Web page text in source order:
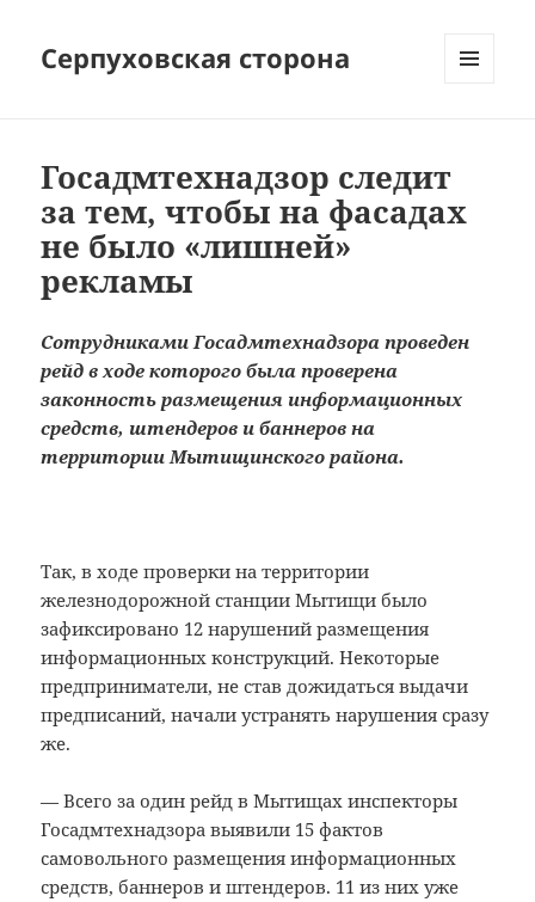
Серпуховская сторона
Госадмтехнадзор следит
за тем, чтобы на фасадах
не было «лишней»
рекламы
Сотрудниками Госадмтехнадзора проведен
рейд в ходе которого была проверена
законность размещения информационных
средств, штендеров и баннеров на
территории Мытищинского района.
Так, в ходе проверки на территории
железнодорожной станции Мытищи было
зафиксировано 12 нарушений размещения
информационных конструкций. Некоторые
предприниматели, не став дожидаться выдачи
предписаний, начали устранять нарушения сразу
же.
— Всего за один рейд в Мытищах инспекторы
Госадмтехнадзора выявили 15 фактов
самовольного размещения информационных
средств, баннеров и штендеров. 11 из них уже